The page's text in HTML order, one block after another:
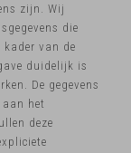
zijn. Wij
die
kader van de
duidelijk is
De gegevens
het
deze